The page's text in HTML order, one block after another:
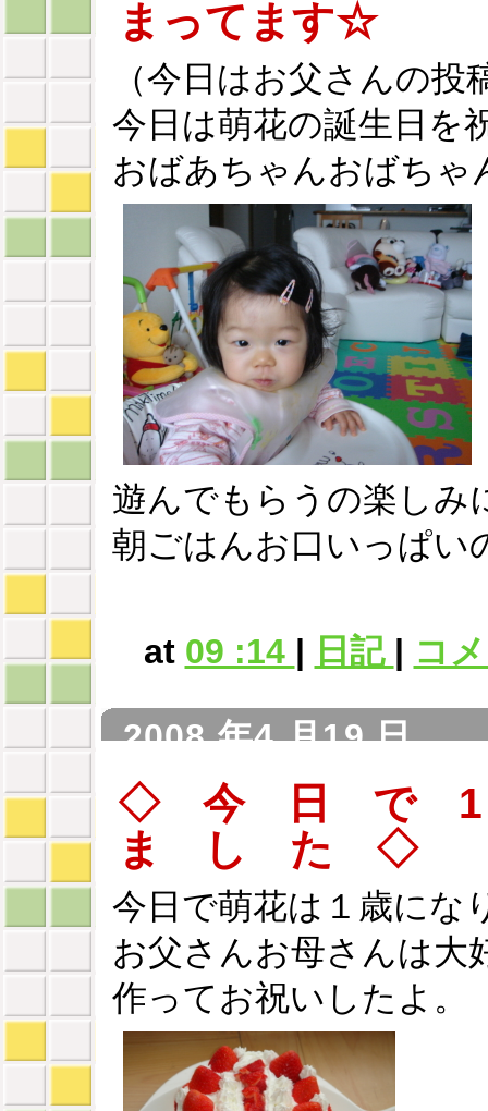
まってます☆
（今日はお父さんの投
今日は萌花の誕生日を
おばあちゃんおばちゃ
遊んでもらうの楽しみ
朝ごはんお口いっぱい
at 09 :14 | 日記 | コ
2008 年4 月19 日
◇ 今 日 で
ま し た ◇
今日で萌花は１歳にな
お父さんお母さんは大
作ってお祝いしたよ。